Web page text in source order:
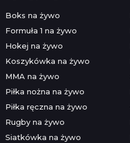
Boks na żywo
Formuła 1 na żywo
Hokej na żywo
Koszykówka na żywo
MMA na żywo
Piłka nożna na żywo
Piłka ręczna na żywo
Rugby na żywo
Siatkówka na żywo